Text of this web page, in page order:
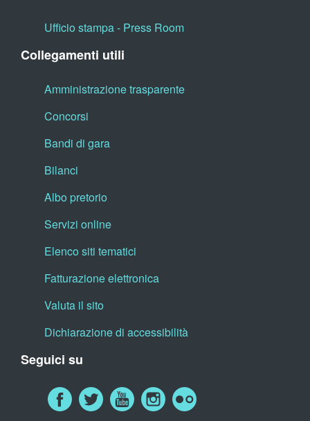
Ufficio stampa - Press Room
Collegamenti utili
Amministrazione trasparente
Concorsi
Bandi di gara
Bilanci
Albo pretorio
Servizi online
Elenco siti tematici
Fatturazione elettronica
Valuta il sito
Dichiarazione di accessibilità
Seguici su